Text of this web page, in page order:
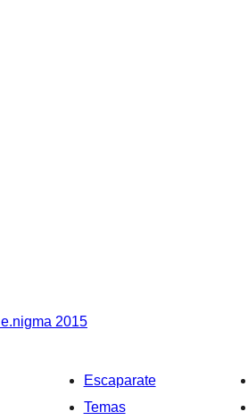
e.nigma 2015
Escaparate
Temas